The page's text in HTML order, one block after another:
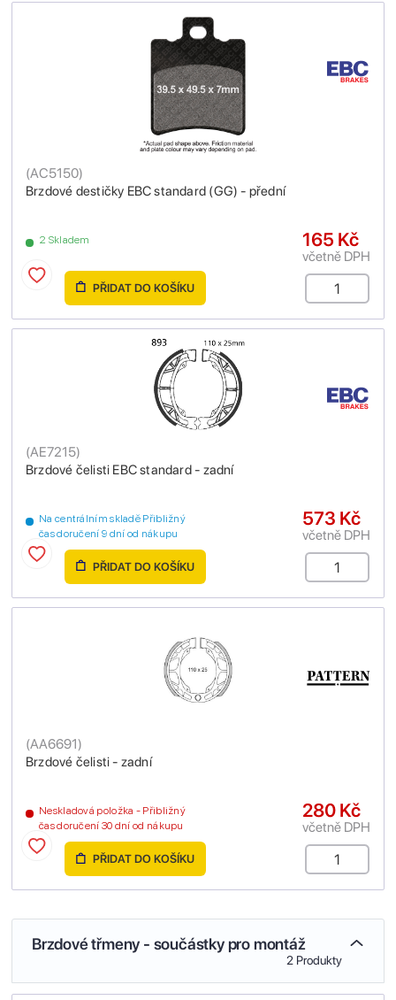
Brzdové destičky EBC standard (GG) - přední
(AC5150)
2 Skladem 165 Kč
včetně DPH
PŘIDAT DO KOŠÍKU
Brzdové čelisti EBC standard - zadní
(AE7215)
Na centrálním skladě Přibližný
čas doručení 9 dní od nákupu
573 Kč
včetně DPH
PŘIDAT DO KOŠÍKU
Brzdové čelisti - zadní
(AA6691)
Neskladová položka - Přibližný
čas doručení 30 dní od nákupu
280 Kč
včetně DPH
PŘIDAT DO KOŠÍKU
Brzdové třmeny - součástky pro montáž
2 Produkty